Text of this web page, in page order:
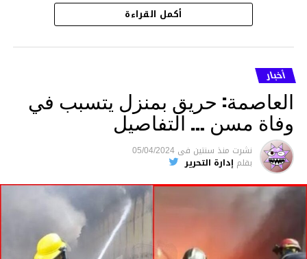
هذا وقد تمكن أعوان مركز الأمن الوطني بحي
هلال في توقيت قياسي من محاصرة المشتبه به
والقبض عليه وإحالته على التحقيق في خصوص
ما نُسبه إليه.
متابعة
قسم الاخبار
أكمل القراءة
أخبار
العاصمة: حريق بمنزل يتسبب في
وفاة مسن … التفاصيل
نشرت منذ سنتين فى 05/04/2024
بقلم إدارة التحرير